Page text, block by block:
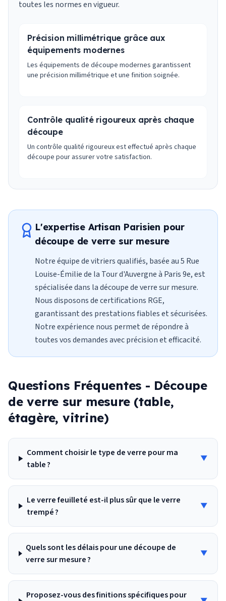
toutes les normes en vigueur.
Précision millimétrique grâce aux
équipements modernes
Les équipements de découpe modernes garantissent
une précision millimétrique et une finition soignée.
Contrôle qualité rigoureux après chaque
découpe
Un contrôle qualité rigoureux est effectué après chaque
découpe pour assurer votre satisfaction.
L'expertise Artisan Parisien pour
découpe de verre sur mesure
Notre équipe de vitriers qualifiés, basée au 5 Rue
Louise-Émilie de la Tour d'Auvergne à Paris 9e, est
spécialisée dans la découpe de verre sur mesure.
Nous disposons de certifications RGE,
garantissant des prestations fiables et sécurisées.
Notre expérience nous permet de répondre à
toutes vos demandes avec précision et efficacité.
Questions Fréquentes - Découpe
de verre sur mesure (table,
étagère, vitrine)
Comment choisir le type de verre pour ma
table ?
▼
Le verre feuilleté est-il plus sûr que le verre
trempé ?
▼
Quels sont les délais pour une découpe de
verre sur mesure ?
▼
Proposez-vous des finitions spécifiques pour